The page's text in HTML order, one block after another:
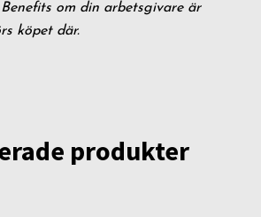
om din arbetsgivare är
köpet där.
produkter